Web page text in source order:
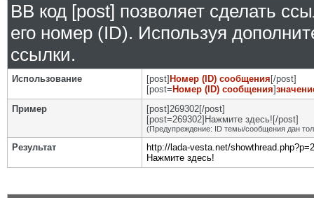
BB код [post] позволяет сделать
его номер (ID). Используя
ссылки.
Использование [post] Номер (ID) сообщения [/post]
[post= Номер (ID) сообщения]
Пример
[post]269302[/post]
[post=269302]Нажмите здесь![/post]
(Предупреждение: ID темы/сообщения дан
Результат
http://lada-vesta.net/
Нажмите здесь!